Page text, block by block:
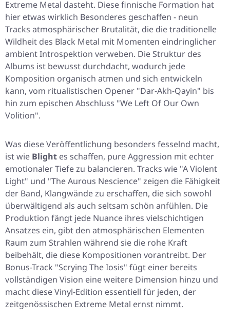
Extreme Metal dasteht. Diese finnische Formation hat
hier etwas wirklich Besonderes geschaffen - neun
Tracks atmosphärischer Brutalität, die die traditionelle
Wildheit des Black Metal mit Momenten eindringlicher
ambient Introspektion verweben. Die Struktur des
Albums ist bewusst durchdacht, wodurch jede
Komposition organisch atmen und sich entwickeln
kann, vom ritualistischen Opener "Dar-Akh-Qayin" bis
hin zum epischen Abschluss "We Left Of Our Own
Volition".
Was diese Veröffentlichung besonders fesselnd macht,
ist wie Blight es schaffen, pure Aggression mit echter
emotionaler Tiefe zu balancieren. Tracks wie "A Violent
Light" und "The Aurous Nescience" zeigen die Fähigkeit
der Band, Klangwände zu erschaffen, die sich sowohl
überwältigend als auch seltsam schön anfühlen. Die
Produktion fängt jede Nuance ihres vielschichtigen
Ansatzes ein, gibt den atmosphärischen Elementen
Raum zum Strahlen während sie die rohe Kraft
beibehält, die diese Kompositionen vorantreibt. Der
Bonus-Track "Scrying The Iosis" fügt einer bereits
vollständigen Vision eine weitere Dimension hinzu und
macht diese Vinyl-Edition essentiell für jeden, der
zeitgenössischen Extreme Metal ernst nimmt.